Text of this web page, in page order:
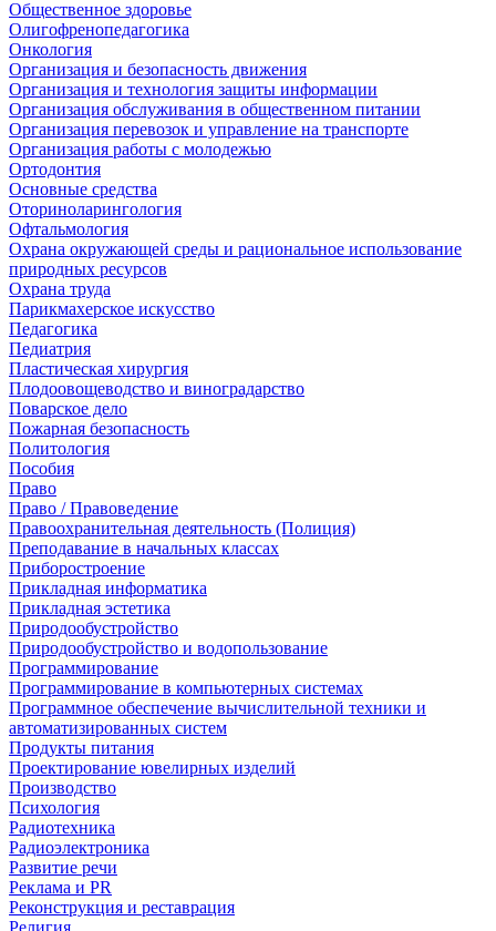
Общественное здоровье
Олигофренопедагогика
Онкология
Организация и безопасность движения
Организация и технология защиты информации
Организация обслуживания в общественном питании
Организация перевозок и управление на транспорте
Организация работы с молодежью
Ортодонтия
Основные средства
Оториноларингология
Офтальмология
Охрана окружающей среды и рациональное использование
природных ресурсов
Охрана труда
Парикмахерское искусство
Педагогика
Педиатрия
Пластическая хирургия
Плодоовощеводство и виноградарство
Поварское дело
Пожарная безопасность
Политология
Пособия
Право
Право / Правоведение
Правоохранительная деятельность (Полиция)
Преподавание в начальных классах
Приборостроение
Прикладная информатика
Прикладная эстетика
Природообустройство
Природообустройство и водопользование
Программирование
Программирование в компьютерных системах
Программное обеспечение вычислительной техники и
автоматизированных систем
Продукты питания
Проектирование ювелирных изделий
Производство
Психология
Радиотехника
Радиоэлектроника
Развитие речи
Реклама и PR
Реконструкция и реставрация
Религия